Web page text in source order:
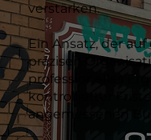
verstärken.
Ein Ansatz, der
präzisen
professionelles
kontrollierter
angemessenen